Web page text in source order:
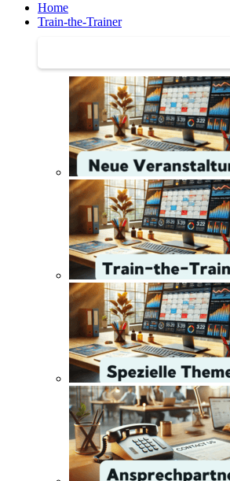
Home
Train-the-Trainer